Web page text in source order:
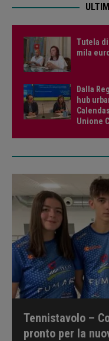
Tutela
mila
Dalla
hub
Unione
Tennistavolo –
pronto per la